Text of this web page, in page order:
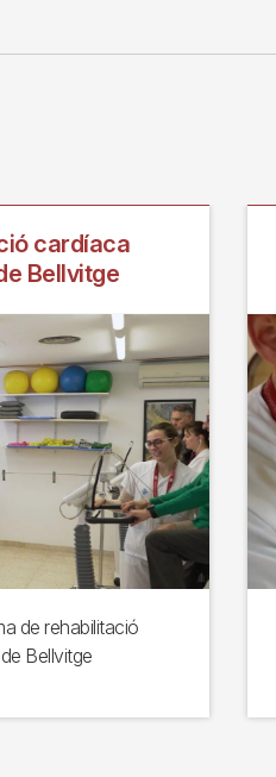
cardíaca
Bellvitge
de rehabilitació
Bellvitge